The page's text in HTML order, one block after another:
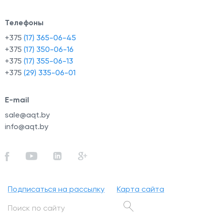
Телефоны
+375 (17) 365-06-45
+375 (17) 350-06-16
+375 (17) 355-06-13
+375 (29) 335-06-01
E-mail
sale@aqt.by
info@aqt.by
Подписаться на рассылку Карта сайта